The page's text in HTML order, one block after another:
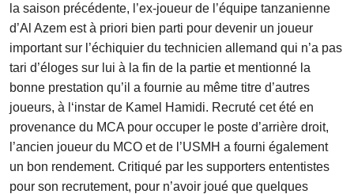
la saison précédente, l’ex-joueur de l’équipe tanzanienne
d’Al Azem est à priori bien parti pour devenir un joueur
important sur l’échiquier du technicien allemand qui n’a pas
tari d’éloges sur lui à la fin de la partie et mentionné la
bonne prestation qu’il a fournie au même titre d’autres
joueurs, à l‘instar de Kamel Hamidi. Recruté cet été en
provenance du MCA pour occuper le poste d’arrière droit,
l’ancien joueur du MCO et de l’USMH a fourni également
un bon rendement. Critiqué par les supporters ententistes
pour son recrutement, pour n’avoir joué que quelques